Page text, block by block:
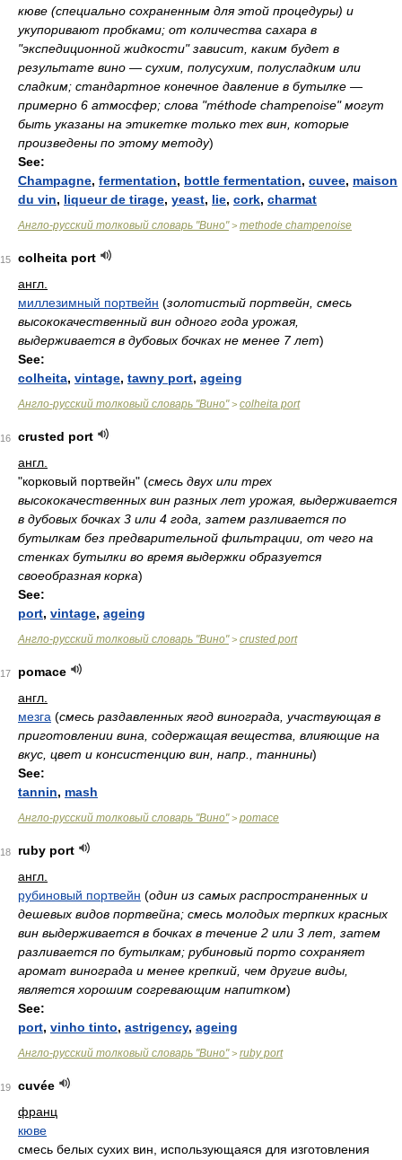
кюве (специально сохраненным для этой процедуры) и
укупоривают пробками; от количества сахара в
"экспедиционной жидкости" зависит, каким будет в
результате вино — сухим, полусухим, полусладким или
сладким; стандартное конечное давление в бутылке —
примерно 6 атмосфер; слова "méthode champenoise" могут
быть указаны на этикетке только тех вин, которые
произведены по этому методу)
See:
Champagne, fermentation, bottle fermentation, cuvee, maison
du vin, liqueur de tirage, yeast, lie, cork, charmat
Англо-русский толковый словарь "Вино"> methode champenoise
15
colheita port
англ.
миллезимный портвейн (золотистый портвейн, смесь
высококачественный вин одного года урожая,
выдерживается в дубовых бочках не менее 7 лет)
See:
colheita, vintage, tawny port, ageing
Англо-русский толковый словарь "Вино"> colheita port
16
crusted port
англ.
"корковый портвейн" (смесь двух или трех
высококачественных вин разных лет урожая, выдерживается
в дубовых бочках 3 или 4 года, затем разливается по
бутылкам без предварительной фильтрации, от чего на
стенках бутылки во время выдержки образуется
своеобразная корка)
See:
port, vintage, ageing
Англо-русский толковый словарь "Вино"> crusted port
17
pomace
англ.
мезга (смесь раздавленных ягод винограда, участвующая в
приготовлении вина, содержащая вещества, влияющие на
вкус, цвет и консистенцию вин, напр., таннины)
See:
tannin, mash
Англо-русский толковый словарь "Вино"> pomace
18
ruby port
англ.
рубиновый портвейн (один из самых распространенных и
дешевых видов портвейна; смесь молодых терпких красных
вин выдерживается в бочках в течение 2 или 3 лет, затем
разливается по бутылкам; рубиновый порто сохраняет
аромат винограда и менее крепкий, чем другие виды,
является хорошим согревающим напитком)
See:
port, vinho tinto, astrigency, ageing
Англо-русский толковый словарь "Вино"> ruby port
19
cuvée
франц
кюве
смесь белых сухих вин, использующаяся для изготовления